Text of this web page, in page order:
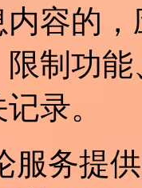
容的
制功
录。
服务提